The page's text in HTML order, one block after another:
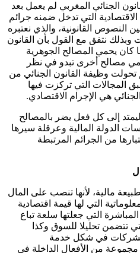
الجنائي المغربي لم يعمل بعد
التي تدخل ضمنه جرائم
النصوص القانونية، والذي نعتبره
وبذلك نتفق مع القول بأن القانون
كان يحمي المصالح الجوهرية
مصالح أخرى تبدو في نظر
تحولت وظيفة القانون الجنائي من
المجالات التي تركزت فيها
هي الإجرام الاقتصادي.
إلى كل فعل يضر بالمصالح
الدولة المالية وعرقلة سيرها
من الجرائم المرتبطة
مالية، لأنها تنصب على المال
التي لها قيمة اقتصادية
التي جعلتها سلعة تباع
تتضمن تحليلا للسوق وكذا
الشركات في شكل خدمة
من الأفعال الداخلة في